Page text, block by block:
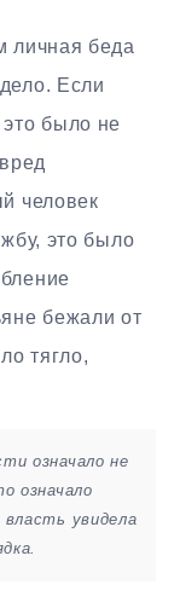
личная беда
Если
было не
человек
это было
бежали от
тягло,
означало не
означало
увидела